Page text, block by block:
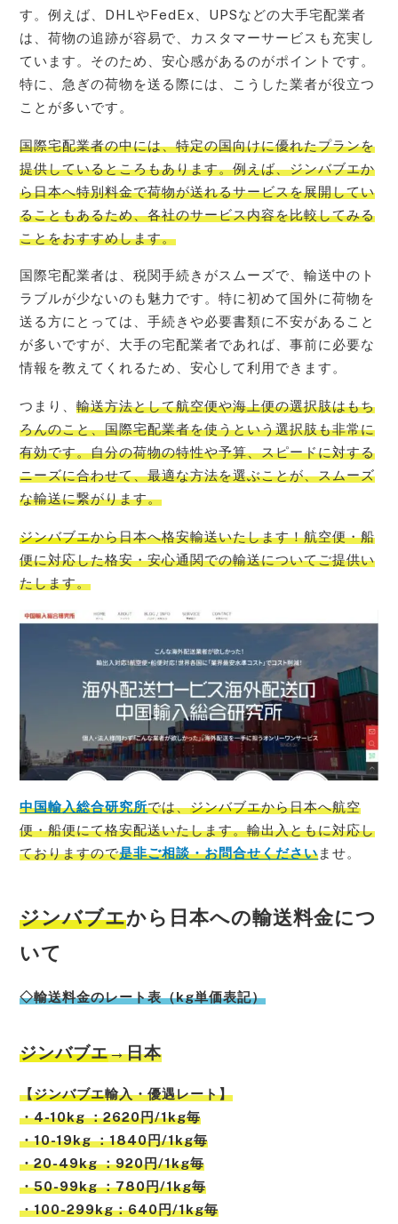
す。例えば、DHLやFedEx、UPSなどの大手宅配業者
は、荷物の追跡が容易で、カスタマーサービスも充実し
ています。そのため、安心感があるのがポイントです。
特に、急ぎの荷物を送る際には、こうした業者が役立つ
ことが多いです。
国際宅配業者の中には、特定の国向けに優れたプランを
提供しているところもあります。例えば、ジンバブエか
ら日本へ特別料金で荷物が送れるサービスを展開してい
ることもあるため、各社のサービス内容を比較してみる
ことをおすすめします。
国際宅配業者は、税関手続きがスムーズで、輸送中のト
ラブルが少ないのも魅力です。特に初めて国外に荷物を
送る方にとっては、手続きや必要書類に不安があること
が多いですが、大手の宅配業者であれば、事前に必要な
情報を教えてくれるため、安心して利用できます。
つまり、輸送方法として航空便や海上便の選択肢はもち
ろんのこと、国際宅配業者を使うという選択肢も非常に
有効です。自分の荷物の特性や予算、スピードに対する
ニーズに合わせて、最適な方法を選ぶことが、スムーズ
な輸送に繋がります。
ジンバブエから日本へ格安輸送いたします！航空便・船
便に対応した格安・安心通関での輸送についてご提供い
たします。
中国輸入総合研究所では、ジンバブエから日本へ航空
便・船便にて格安配送いたします。輸出入ともに対応し
ておりますので是非ご相談・お問合せくださいませ。
ジンバブエから日本への輸送料金につ
いて
◇輸送料金のレート表（kg単価表記）
ジンバブエ→日本
【ジンバブエ輸入・優遇レート】
・4-10kg ：2620円/1kg毎
・10-19kg ：1840円/1kg毎
・20-49kg ：920円/1kg毎
・50-99kg ：780円/1kg毎
・100-299kg：640円/1kg毎